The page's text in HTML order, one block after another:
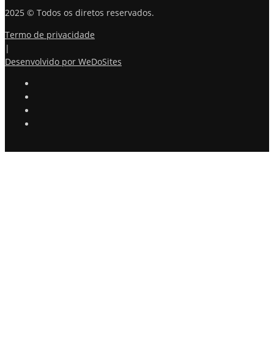
2025 © Todos os diretos reservados.
Termo de privacidade
|
Desenvolvido por WeDoSites